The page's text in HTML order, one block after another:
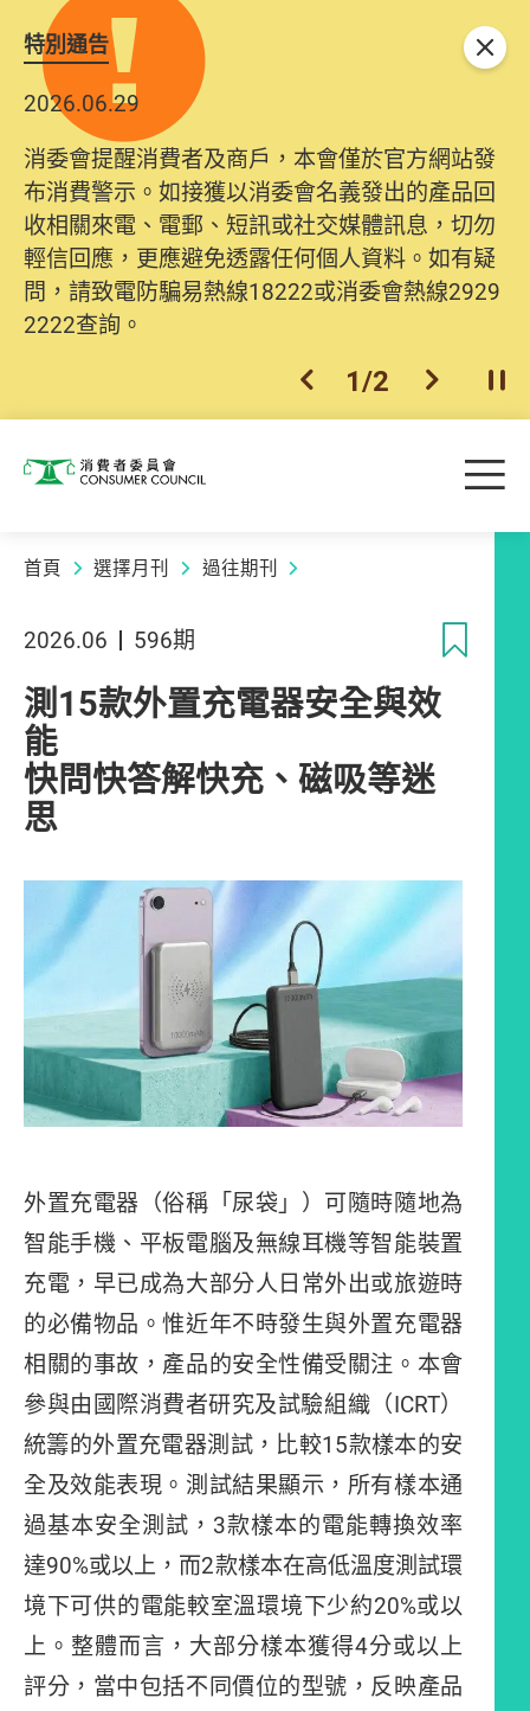
特別通告
2026.06.29
消委會提醒消費者及商戶，本會僅於官方網站發
布消費警示。如接獲以消委會名義發出的產品回
收相關來電、電郵、短訊或社交媒體訊息，切勿
輕信回應，更應避免透露任何個人資料。如有疑
問，請致電防騙易熱線18222或消委會熱線2929
2222查詢。
上一個
1/2 下一個開
關閉
消費者委員會 目
首頁 選擇月刊 過往期刊
2026.06 596期
測15款外置充電器安全與效
能
快問快答解快充、磁吸等迷
思
外置充電器（俗稱「尿袋」）可隨時隨地為
智能手機、平板電腦及無線耳機等智能裝置
充電，早已成為大部分人日常外出或旅遊時
的必備物品。惟近年不時發生與外置充電器
相關的事故，產品的安全性備受關注。本會
參與由國際消費者研究及試驗組織（ICRT）
統籌的外置充電器測試，比較15款樣本的安
全及效能表現。測試結果顯示，所有樣本通
過基本安全測試， 3款樣本的電能轉換效率
達90%或以上，而2款樣本在高低溫度測試環
境下可供的電能較室溫環境下少約20%或以
上。整體而言，大部分樣本獲得4分或以上
評分 ，當中包括不同價位的型號，反映產品